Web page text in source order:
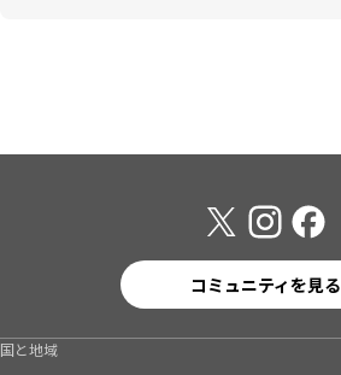
コミュニティを見る
国と地域